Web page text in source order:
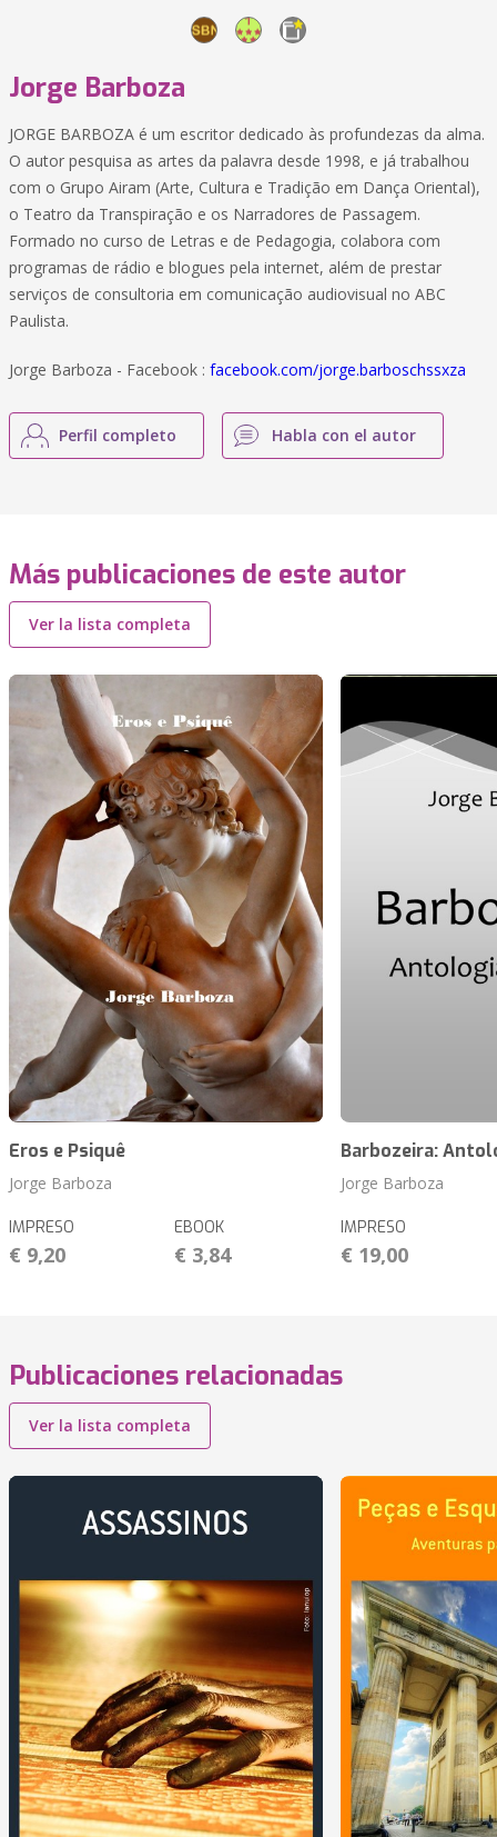
Jorge Barboza
JORGE BARBOZA é um escritor dedicado às profundezas da alma.
O autor pesquisa as artes da palavra desde 1998, e já trabalhou
com o Grupo Airam (Arte, Cultura e Tradição em Dança Oriental),
o Teatro da Transpiração e os Narradores de Passagem.
Formado no curso de Letras e de Pedagogia, colabora com
programas de rádio e blogues pela internet, além de prestar
serviços de consultoria em comunicação audiovisual no ABC
Paulista.
Jorge Barboza - Facebook : facebook.com/jorge.barboschssxza
Perfil completo Habla con el autor
Más publicaciones de este autor
Ver la lista completa
Eros e Psiquê
Jorge Barboza
IMPRESO
€ 9,20
EBOOK
€ 3,84
Barbozeira:
Jorge Barboza
IMPRESO
€ 19,00
Publicaciones relacionadas
Ver la lista completa